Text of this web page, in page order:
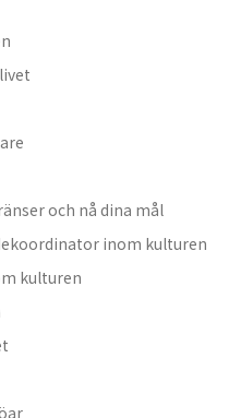
och nå dina mål
inom kulturen
kulturen